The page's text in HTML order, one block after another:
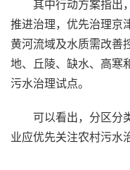
其中行动方案指出
推进治理，优先治理京
黄河流域及水质需改善
地、丘陵、缺水、高寒
污水治理试点。
可以看出，分区分
业应优先关注农村污水